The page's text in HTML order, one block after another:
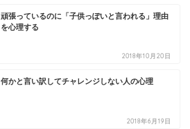
頑張っているのに「子供っぽいと言われる」理由
を心理する
2018年10月20日
何かと言い訳してチャレンジしない人の心理
2018年6月19日